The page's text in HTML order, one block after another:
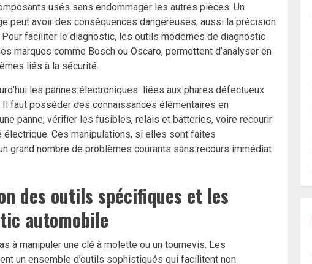
usés sans endommager les autres pièces. Un
peut avoir des conséquences dangereuses, aussi la précision
faciliter le diagnostic, les outils modernes de diagnostic
marques comme Bosch ou Oscaro, permettent d’analyser en
liés à la sécurité.
les pannes électroniques liées aux phares défectueux
faut posséder des connaissances élémentaires en
panne, vérifier les fusibles, relais et batteries, voire recourir
Ces manipulations, si elles sont faites
grand nombre de problèmes courants sans recours immédiat
des outils spécifiques et les
automobile
à manipuler une clé à molette ou un tournevis. Les
un ensemble d’outils sophistiqués qui facilitent non